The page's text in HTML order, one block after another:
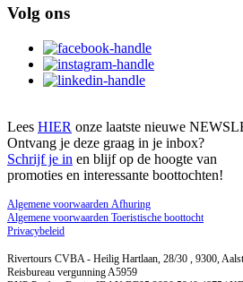
Volg ons
Lees HIER onze laatste nieuwe
Ontvang je deze graag in je inbox?
Schrijf je in en blijf op de hoogte van
promoties en interessante boottochten!
Algemene voorwaarden Afhuring
Algemene voorwaarden Toeristische boottocht
Privacybeleid
Rivertours CVBA - Heilig Hartlaan, 28/30 , 9300, Aalst
Reisbureau vergunning A5959